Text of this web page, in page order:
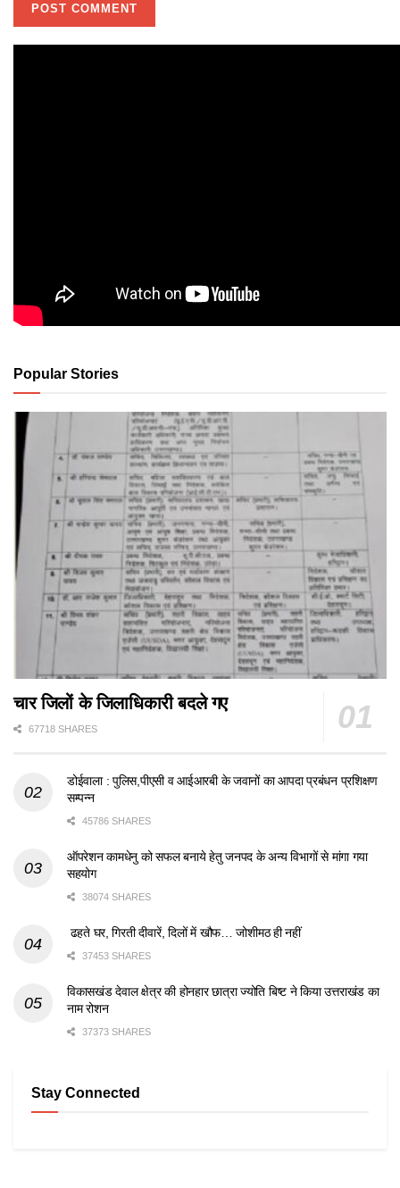
Popular Stories
चार जिलों के जिलाधिकारी बदले गए
67718 SHARES
डोईवाला : पुलिस,पीएसी व आईआरबी के जवानों का आपदा प्रबंधन प्रशिक्षण
सम्पन्न
45786 SHARES
ऑपरेशन कामधेनु को सफल बनाये हेतु जनपद के अन्य विभागों से मांगा गया
सहयोग
38074 SHARES
ढहते घर, गिरती दीवारें, दिलों में खौफ… जोशीमठ ही नहीं
37453 SHARES
विकासखंड देवाल क्षेत्र की होनहार छात्रा ज्योति बिष्ट ने किया उत्तराखंड का
नाम रोशन
37373 SHARES
Stay Connected